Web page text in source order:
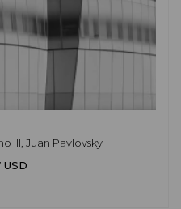
III, Juan Pavlovsky